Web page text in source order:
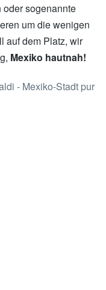
sogenannte
um die wenigen
auf dem Platz, wir
Mexiko hautnah!